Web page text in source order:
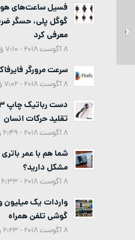
فسیل ساعت‌های
معرفی کرد
8 آگوست 2018 - 7:10 ق.ظ
سرعت مرورگر
8 آگوست 2018 - 7:02 ق.ظ
تقلید حرکات انسان
8 آگوست 2018 - 6:49 ق.ظ
شما هم با عمر
مشکل دارید؟
8 آگوست 2018 - 6:33 ق.ظ
گوشی تلفن همراه
8 آگوست 2018 - 6:23 ق.ظ
حضور آسمان در
امنیت تبادل اطلاعات و
افتتاح مرکز آپا گلستان...